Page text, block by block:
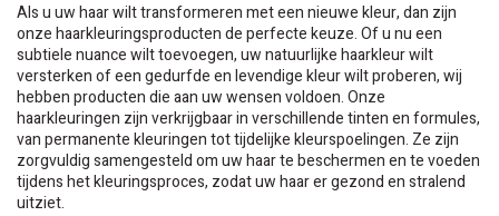
Als u uw haar wilt transformeren met een nieuwe kleur, dan zijn
onze haarkleuringsproducten de perfecte keuze. Of u nu een
subtiele nuance wilt toevoegen, uw natuurlijke haarkleur wilt
versterken of een gedurfde en levendige kleur wilt proberen, wij
hebben producten die aan uw wensen voldoen. Onze
haarkleuringen zijn verkrijgbaar in verschillende tinten en formules,
van permanente kleuringen tot tijdelijke kleurspoelingen. Ze zijn
zorgvuldig samengesteld om uw haar te beschermen en te voeden
tijdens het kleuringsproces, zodat uw haar er gezond en stralend
uitziet.